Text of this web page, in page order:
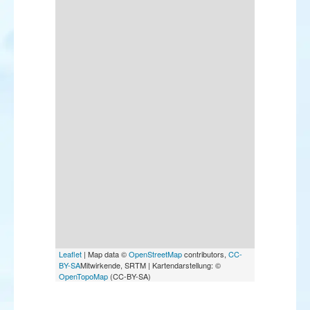
Leaflet | Map data ©OpenStreetMapcontributors, CC-
BY-SAMitwirkende, SRTM | Kartendarstellung: ©
OpenTopoMap (CC-BY-SA)